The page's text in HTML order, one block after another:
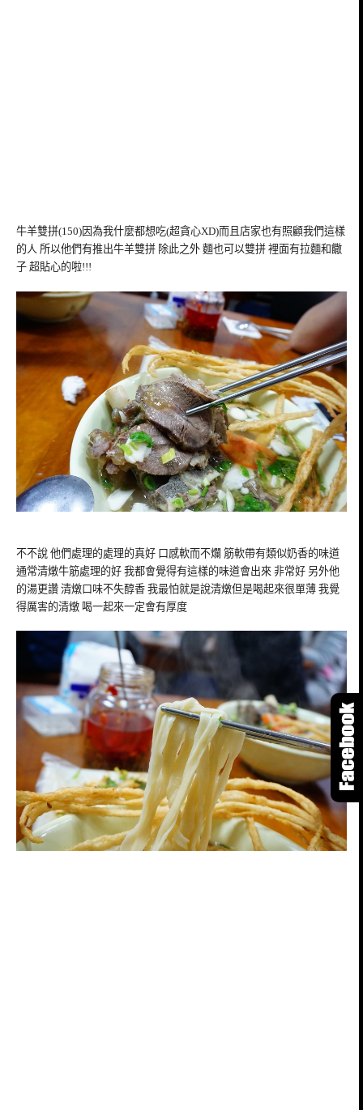
牛羊雙拼(150)因為我什麼都想吃(超貪心XD)而且店家也有照顧我們這樣
的人 所以他們有推出牛羊雙拼 除此之外 麵也可以雙拼 裡面有拉麵和饊
子 超貼心的啦!!!
不不說 他們處理的處理的真好 口感軟而不爛 筋軟帶有類似奶香的味道
通常清燉牛筋處理的好 我都會覺得有這樣的味道會出來 非常好 另外他
的湯更讚 清燉口味不失醇香 我最怕就是說清燉但是喝起來很單薄 我覺
得厲害的清燉 喝一起來一定會有厚度